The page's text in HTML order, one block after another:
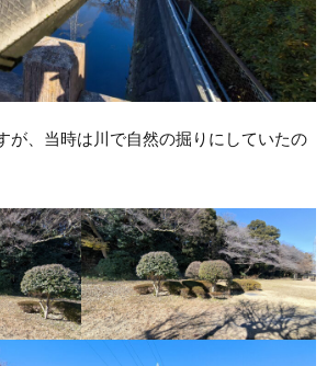
が、当時は川で自然の掘りにしていたの